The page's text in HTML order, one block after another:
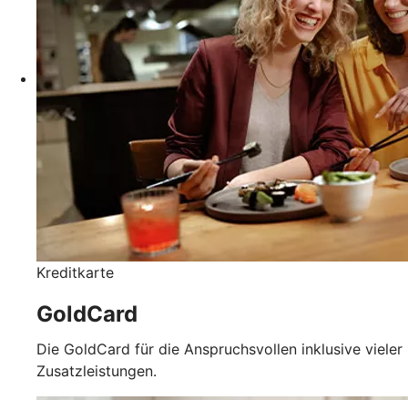
Kreditkarte
GoldCard
Die GoldCard für die Anspruchsvollen inklusive vieler
Zusatzleistungen.